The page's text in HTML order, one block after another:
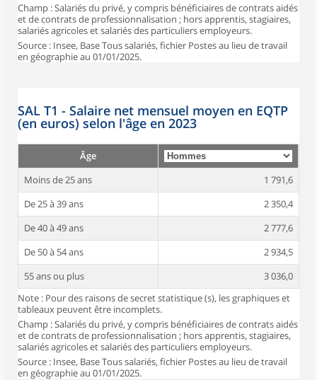
Champ : Salariés du privé, y compris bénéficiaires de contrats aidés
et de contrats de professionnalisation ; hors apprentis, stagiaires,
salariés agricoles et salariés des particuliers employeurs.
Source : Insee, Base Tous salariés, fichier Postes au lieu de travail
en géographie au 01/01/2025.
SAL T1 - Salaire net mensuel moyen en EQTP
(en euros) selon l'âge en 2023
Âge
Moins de 25 ans
1 791,6
De 25 à 39 ans
2 350,4
De 40 à 49 ans
2 777,6
De 50 à 54 ans
2 934,5
55 ans ou plus
3 036,0
Note : Pour des raisons de secret statistique (s), les graphiques et
tableaux peuvent être incomplets.
Champ : Salariés du privé, y compris bénéficiaires de contrats aidés
et de contrats de professionnalisation ; hors apprentis, stagiaires,
salariés agricoles et salariés des particuliers employeurs.
Source : Insee, Base Tous salariés, fichier Postes au lieu de travail
en géographie au 01/01/2025.